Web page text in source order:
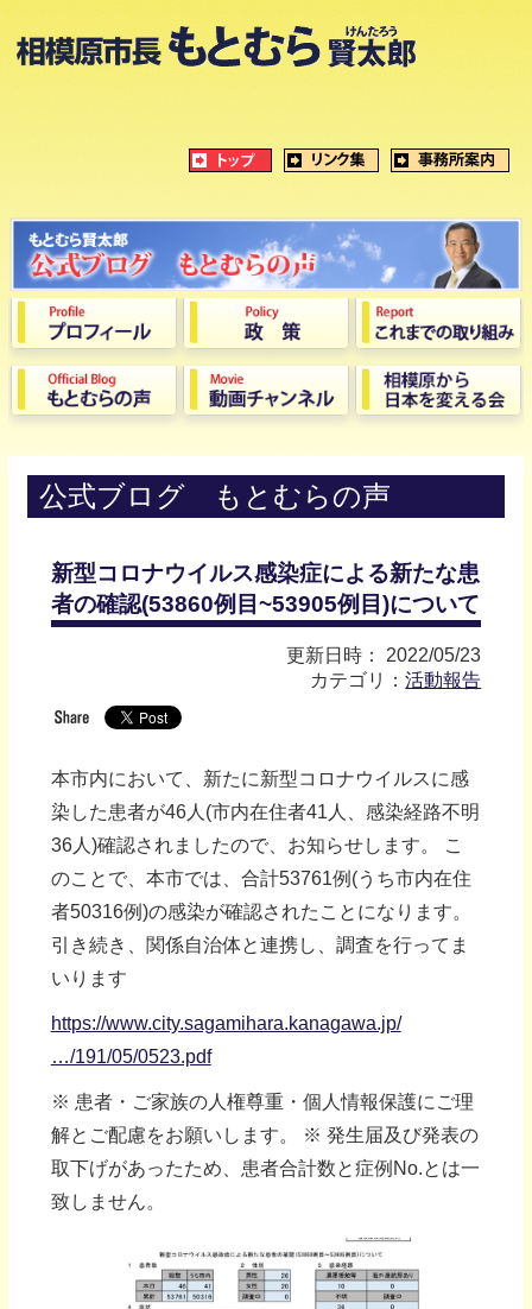
公式ブログ もとむらの声
新型コロナウイルス感染症による新たな患
者の確認(53860例目~53905例目)について
更新日時： 2022/05/23
カテゴリ：活動報告
本市内において、新たに新型コロナウイルスに感
染した患者が46人(市内在住者41人、感染経路不明
36人)確認されましたので、お知らせします。 こ
のことで、本市では、合計53761例(うち市内在住
者50316例)の感染が確認されたことになります。
引き続き、関係自治体と連携し、調査を行ってま
いります
https://www.city.sagamihara.kanagawa.jp/
…/191/05/0523.pdf
※ 患者・ご家族の人権尊重・個人情報保護にご理
解とご配慮をお願いします。 ※ 発生届及び発表の
取下げがあったため、患者合計数と症例No.とは一
致しません。